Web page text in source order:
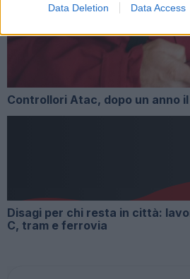
Data Deletion Data Access
Controllori Atac, dopo un anno
Disagi per chi resta in città:
C, tram e ferrovia